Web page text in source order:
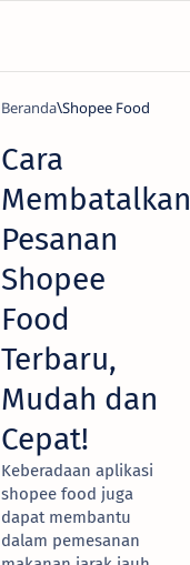
Beranda Shopee Food
Cara
Membatalkan
Pesanan
Shopee
Food
Terbaru,
Mudah dan
Cepat!
Keberadaan aplikasi
shopee food juga
dapat membantu
dalam pemesanan